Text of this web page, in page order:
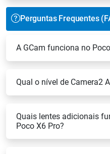
Perguntas Frequentes
A GCam funciona no
Qual o nível de Camera2
Quais lentes adicionais
Poco X6 Pro?